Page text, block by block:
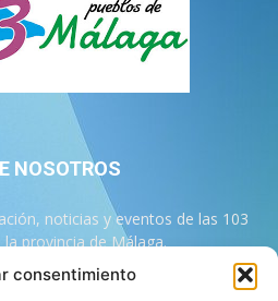
consentimiento
NOSOTROS
noticias y eventos de las 103
provincia de Málaga.
info@103malaga.com